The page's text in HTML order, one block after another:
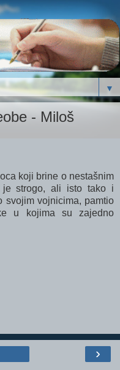
▼
- Miloš
koji brine o nestašnim
je strogo, ali isto tako i
svojim vojnicima, pamtio
u kojima su zajedno
›